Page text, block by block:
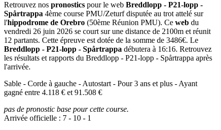
Retrouvez nos pronostics pour le web Breddlopp - P21-lopp -
Spårtrappa 4ème course PMU/Zeturf disputée au trot attelé sur
l'hippodrome de Orebro (50ème Réunion PMU). Ce web du
vendredi 26 juin 2026 se court sur une distance de 2100m et réunit
12 partants. Cette épreuve est dotée de la somme de 3486€. Le
Breddlopp - P21-lopp - Spårtrappa débutera à 16:16. Retrouvez
les résultats et rapports du Breddlopp - P21-lopp - Spårtrappa après
l'arrivée.
Sable - Corde à gauche - Autostart - Pour 3 ans et plus - Ayant
gagné entre 4.118 € et 91.508 €
pas de pronostic base pour cette course.
Arrivée officielle : 7 - 10 - 1